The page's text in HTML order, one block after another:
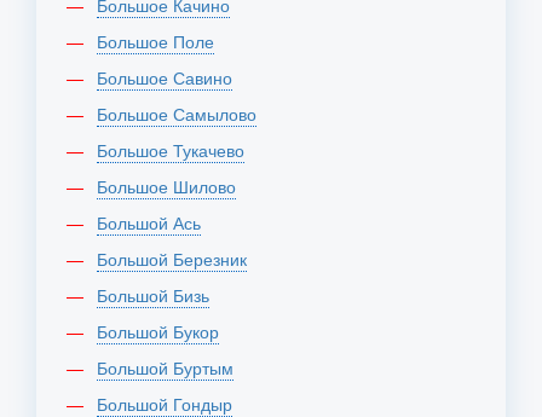
Большое Качино
Большое Поле
Большое Савино
Большое Самылово
Большое Тукачево
Большое Шилово
Большой Ась
Большой Березник
Большой Бизь
Большой Букор
Большой Буртым
Большой Гондыр